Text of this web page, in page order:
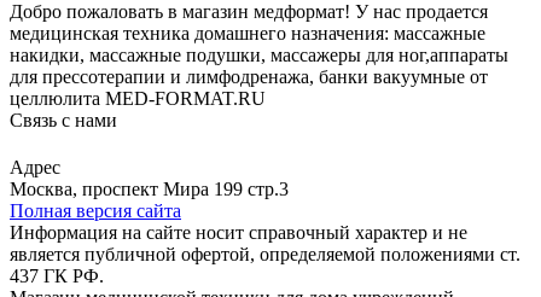
Добро пожаловать в магазин медформат! У нас продается
медицинская техника домашнего назначения: массажные
накидки, массажные подушки, массажеры для ног,аппараты
для прессотерапии и лимфодренажа, банки вакуумные от
целлюлита MED-FORMAT.RU
Связь с нами
Адрес
Москва, проспект Мира 199 стр.3
Полная версия сайта
Информация на сайте носит справочный характер и не
является публичной офертой, определяемой положениями ст.
437 ГК РФ.